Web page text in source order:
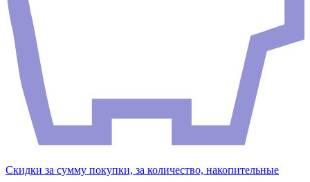
Скидки за сумму покупки, за количество, накопительные